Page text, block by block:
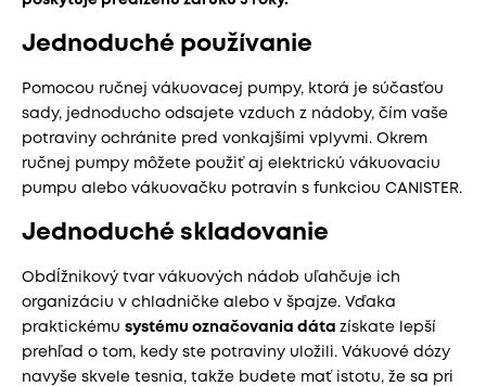
Jednoduché používanie
Pomocou ručnej vákuovacej pumpy, ktorá je súčasťou
sady, jednoducho odsajete vzduch z nádoby, čím vaše
potraviny ochránite pred vonkajšími vplyvmi. Okrem
ručnej pumpy môžete použiť aj elektrickú vákuovaciu
pumpu alebo vákuovačku potravín s funkciou CANISTER.
Jednoduché skladovanie
Obdĺžnikový tvar vákuových nádob uľahčuje ich
organizáciu v chladničke alebo v špajze. Vďaka
praktickému systému označovania dáta získate lepší
prehľad o tom, kedy ste potraviny uložili. Vákuové dózy
navyše skvele tesnia, takže budete mať istotu, že sa pri